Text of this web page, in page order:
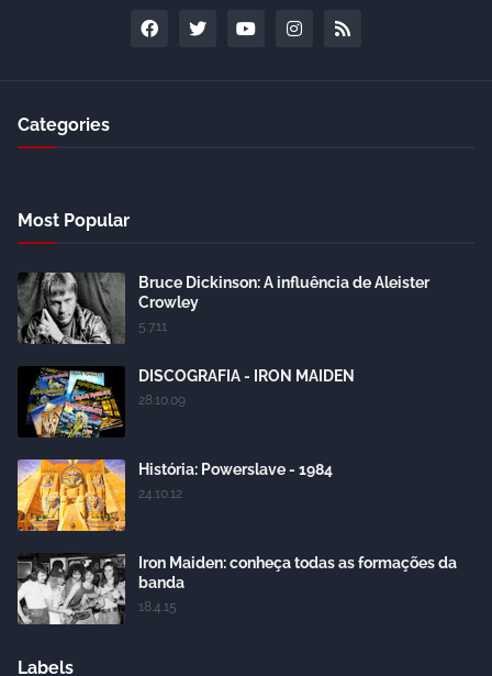
Categories
Most Popular
Bruce Dickinson: A influência de Aleister
Crowley
5.7.11
DISCOGRAFIA - IRON MAIDEN
28.10.09
História: Powerslave - 1984
24.10.12
Iron Maiden: conheça todas as formações da
banda
18.4.15
Labels